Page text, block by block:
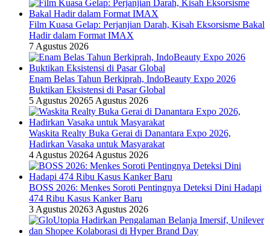
Film Kuasa Gelap: Perjanjian Darah, Kisah Eksorsisme Bakal
Hadir dalam Format IMAX
7 Agustus 2026
Enam Belas Tahun Berkiprah, IndoBeauty Expo 2026
Buktikan Eksistensi di Pasar Global
5 Agustus 20265 Agustus 2026
Waskita Realty Buka Gerai di Danantara Expo 2026,
Hadirkan Vasaka untuk Masyarakat
4 Agustus 20264 Agustus 2026
BOSS 2026: Menkes Soroti Pentingnya Deteksi Dini Hadapi
474 Ribu Kasus Kanker Baru
3 Agustus 20263 Agustus 2026